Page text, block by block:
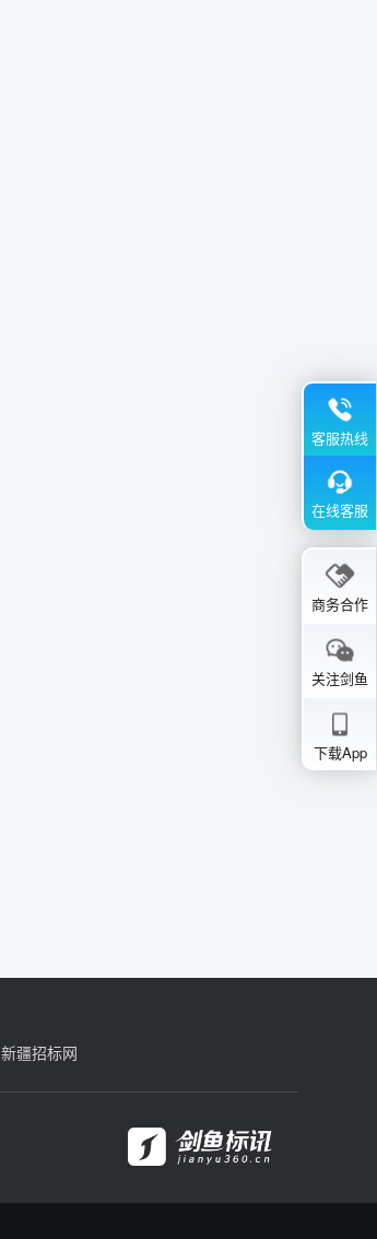
客服热线
在线客服
商务合作
关注剑鱼
下载App
新疆招标网